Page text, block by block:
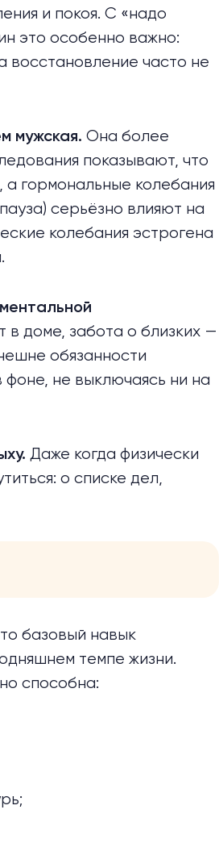
и покоя. С «надо
это особенно важно:
восстановление часто не
мужская. Она более
показывают, что
гормональные колебания
серьёзно влияют на
колебания эстрогена
в доме, забота о близких —
обязанности
не выключаясь ни на
Даже когда физически
о списке дел,
базовый навык
темпе жизни.
способна: